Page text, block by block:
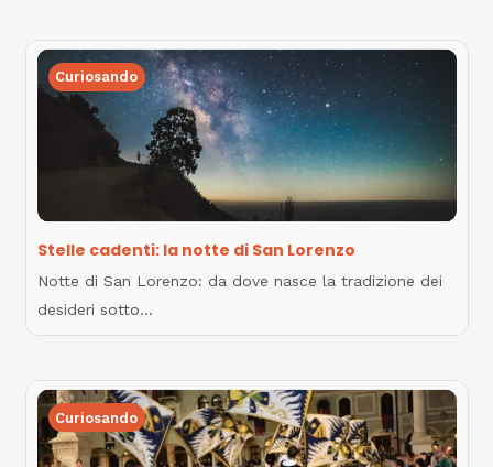
Curiosando
Stelle cadenti: la notte di San Lorenzo
Notte di San Lorenzo: da dove nasce la tradizione dei
desideri sotto…
Curiosando